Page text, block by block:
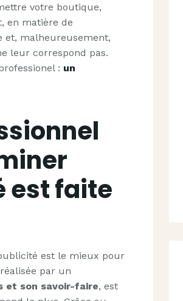
votre boutique,
en matière de
et, malheureusement,
leur correspond pas.
: un
est faite
est le mieux pour
par un
et son savoir-faire, est